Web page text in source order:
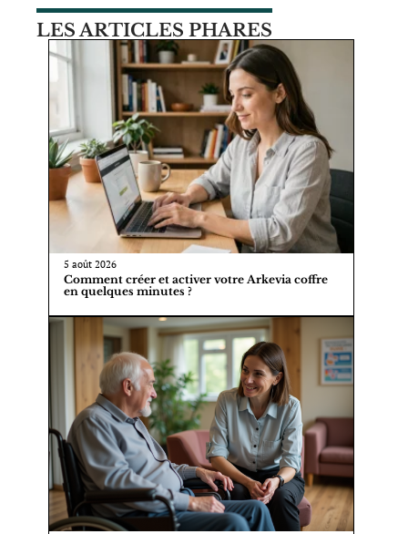
LES ARTICLES PHARES
5 août 2026
Comment créer et activer votre Arkevia coffre
en quelques minutes ?